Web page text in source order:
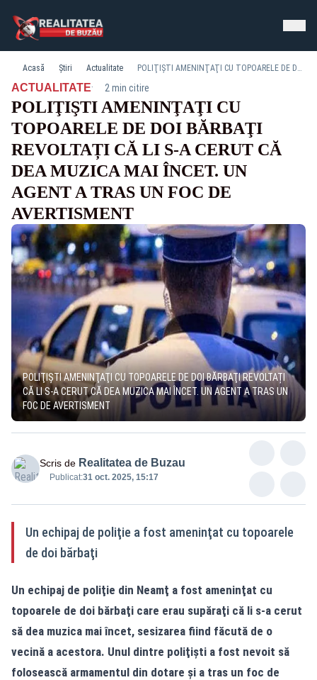
Acasă Știri Actualitate POLIŢIŞTI AMENINŢAŢI CU TOPOARELE DE DOI BĂRBAŢI REVOLTAȚI CĂ LI S-A CERUT CĂ DEA MUZICA MAI ÎNCET. UN AGENT A TRAS UN FOC DE AVERTISMENT
ACTUALITATE· 2 min citire
POLIŢIŞTI AMENINŢAŢI CU
TOPOARELE DE DOI BĂRBAŢI
REVOLTAȚI CĂ LI S-A CERUT CĂ
DEA MUZICA MAI ÎNCET. UN
AGENT A TRAS UN FOC DE
AVERTISMENT
POLIŢIŞTI AMENINŢAŢI CU TOPOARELE DE DOI BĂRBAŢI REVOLTAȚI
CĂ LI S-A CERUT CĂ DEA MUZICA MAI ÎNCET. UN AGENT A TRAS UN
FOC DE AVERTISMENT
Scris de Realitatea de Buzau
Publicat:31 oct. 2025, 15:17
Un echipaj de poliţie a fost ameninţat cu topoarele
de doi bărbaţi
Un echipaj de poliţie din Neamţ a fost ameninţat cu
topoarele de doi bărbaţi care erau supăraţi că li s-a cerut
să dea muzica mai încet, sesizarea fiind făcută de o
vecină a acestora. Unul dintre poliţişti a fost nevoit să
folosească armamentul din dotare şi a tras un foc de